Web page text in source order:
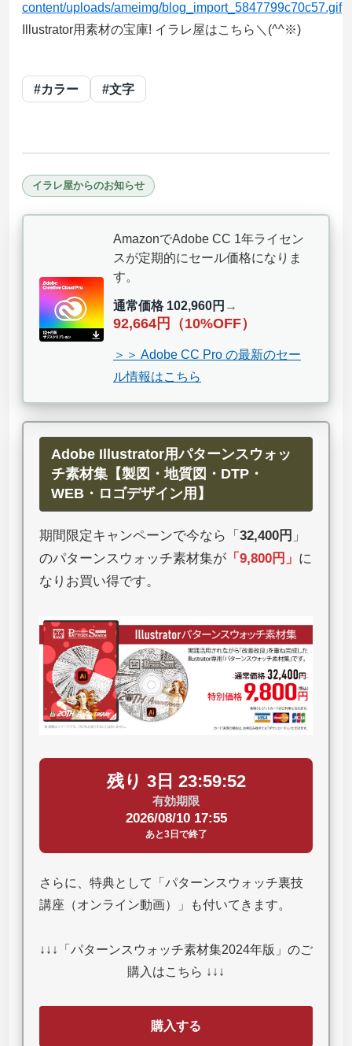
content/uploads/ameimg/blog_import_5847799c70c57.gif
Illustrator用素材の宝庫! イラレ屋はこちら＼(^^※)
#カラー #文字
イラレ屋からのお知らせ
AmazonでAdobe CC 1年ライセン
スが定期的にセール価格になりま
す。
通常価格 102,960円 →
92,664円（10%OFF）
＞＞ Adobe CC Pro の最新のセー
ル情報はこちら
Adobe Illustrator用パターンスウォッ
チ素材集【製図・地質図・DTP・
WEB・ロゴデザイン用】
期間限定キャンペーンで今なら「 32,400円 」
のパターンスウォッチ素材集が 「 9,800円 」 に
なりお買い得です。
残り 3日 23:59:51
有効期限
2026/08/10 17:55
あと3日で終了
さらに、特典として「パターンスウォッチ裏技
講座（オンライン動画）」も付いてきます。
↓↓↓「パターンスウォッチ素材集2024年版」のご
購入はこちら ↓↓↓
購入する